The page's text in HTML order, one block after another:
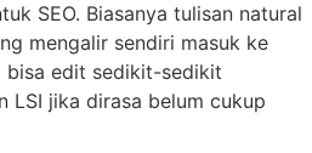
SEO. Biasanya tulisan natural
mengalir sendiri masuk ke
bisa edit sedikit-sedikit
LSI jika dirasa belum cukup